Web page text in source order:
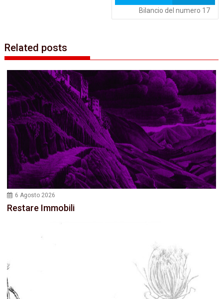
Bilancio del numero 17
Related posts
6 Agosto 2026
Restare Immobili